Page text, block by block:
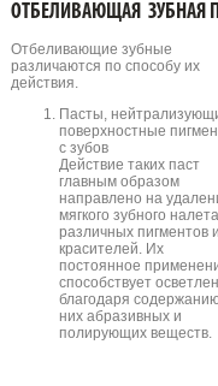
ОТБЕЛИВАЮЩАЯ ЗУБНАЯ
Отбеливающие зубные
различаются по способу их
действия.
Пасты,
поверхностные
с зубов
Действие таких паст
главным образом
направлено на
мягкого зубного
различных пигментов и
красителей. Их
постоянное
способствует
благодаря
них абразивных и
полирующих веществ.